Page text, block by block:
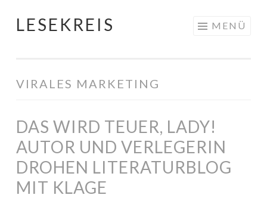
Springe
LESEKREIS MENÜ
VIRALES MARKETING
DAS WIRD TEUER, LADY!
AUTOR UND VERLEGERIN
DROHEN LITERATURBLOG
MIT KLAGE